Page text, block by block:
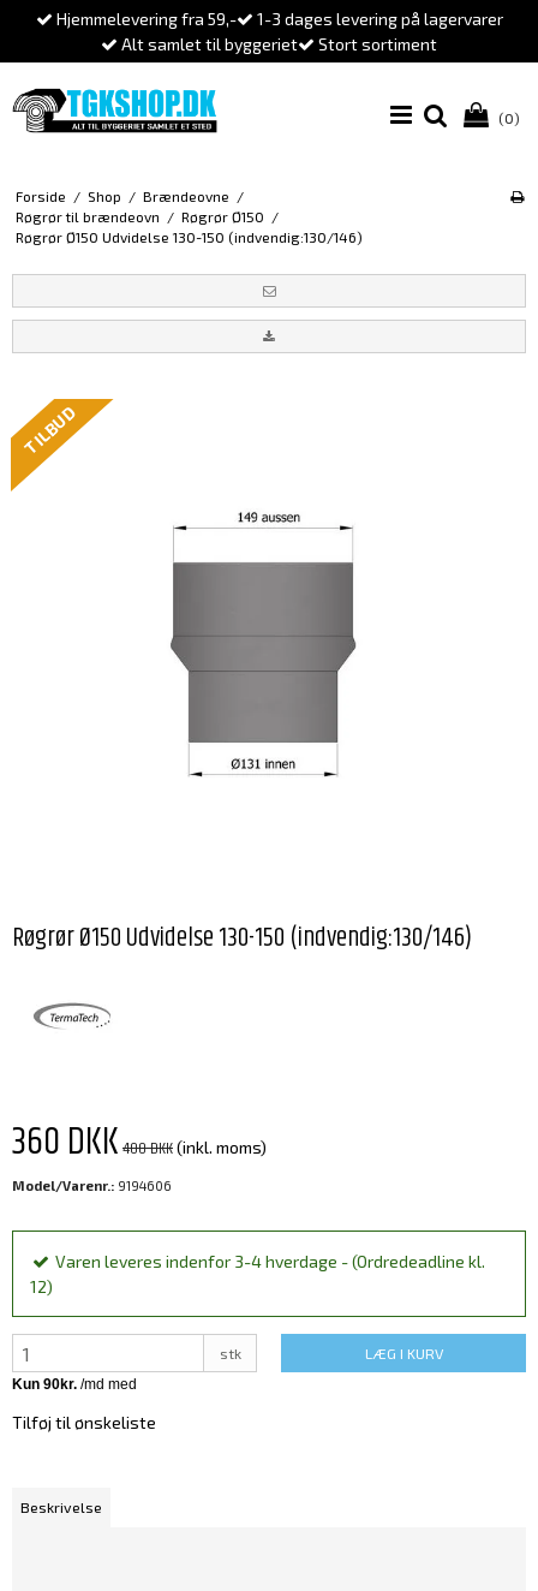
Hjemmelevering fra 59,-
1-3 dages levering på lagervarer
Alt samlet til byggeriet
Stort sortiment
(0)
Forside / Shop / Brændeovne /
Røgrør til brændeovn / Røgrør Ø150 /
Røgrør Ø150 Udvidelse 130-150 (indvendig:130/146)
TILBUD
Røgrør Ø150 Udvidelse 130-150 (indvendig:130/146)
360 DKK400 DKK(inkl. moms)
Model/Varenr.: 9194606
Varen leveres indenfor 3-4 hverdage - (Ordredeadline kl.
12)
stk LÆG I KURV
Tilføj til ønskeliste
Beskrivelse